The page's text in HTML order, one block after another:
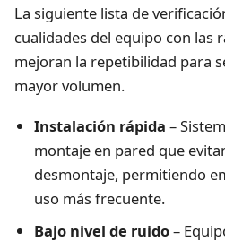
La siguiente lista de
cualidades del equipo con las
mejoran la repetibilidad para
mayor volumen.
Instalación rápida –
montaje en pared que
desmontaje, permitiendo
uso más frecuente.
Bajo nivel de ruido–